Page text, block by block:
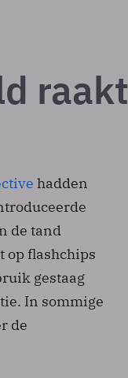
raakt
hadden
de tand
op flashchips
gestaag
In sommige
de